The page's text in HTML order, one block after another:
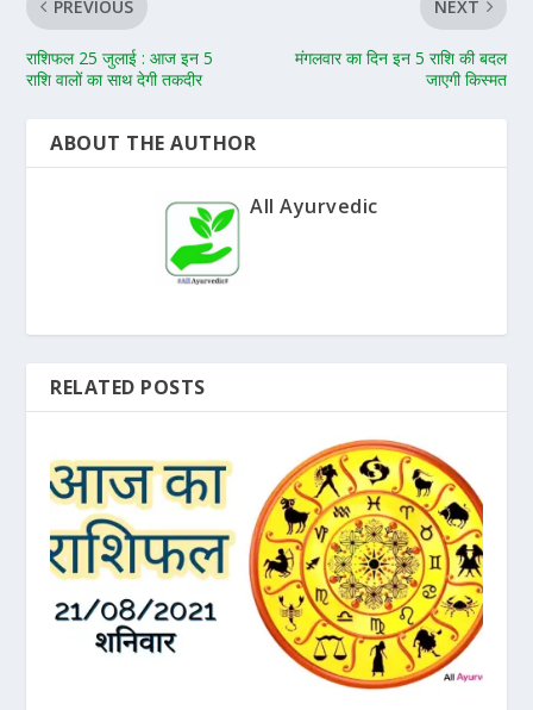
PREVIOUS
राशिफल 25 जुलाई : आज इन 5
राशि वालों का साथ देगी तकदीर
NEXT
मंगलवार का दिन इन 5 राशि की बदल
जाएगी किस्मत
ABOUT THE AUTHOR
All Ayurvedic
RELATED POSTS